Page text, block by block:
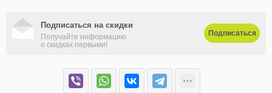
Подписаться на скидки
Получайте информацию
о скидках первыми!
Подписаться